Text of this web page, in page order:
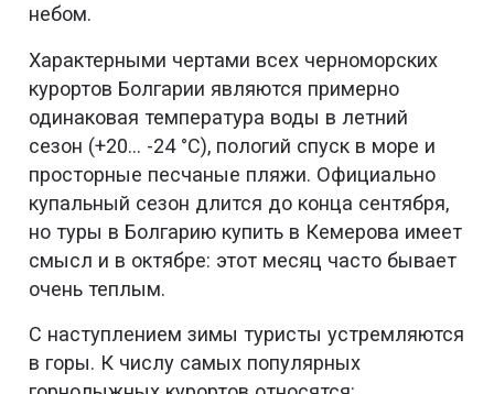
небом.
Характерными чертами всех черноморских
курортов Болгарии являются примерно
одинаковая температура воды в летний
сезон (+20… -24 °С), пологий спуск в море и
просторные песчаные пляжи. Официально
купальный сезон длится до конца сентября,
но туры в Болгарию купить в Кемерова имеет
смысл и в октябре: этот месяц часто бывает
очень теплым.
С наступлением зимы туристы устремляются
в горы. К числу самых популярных